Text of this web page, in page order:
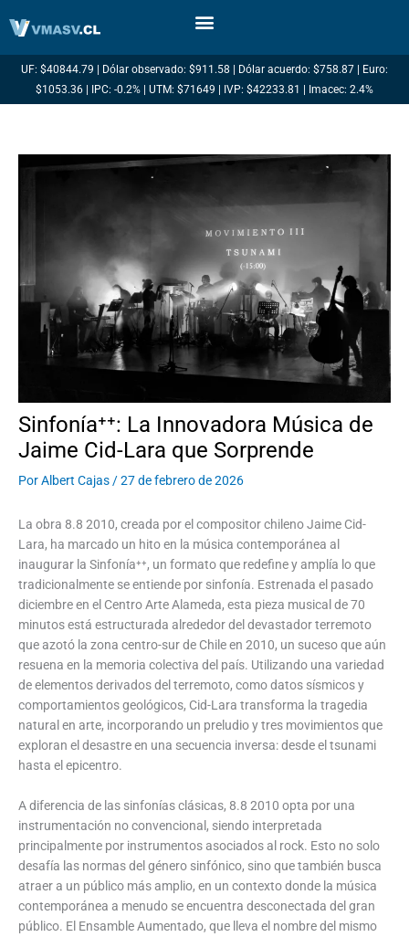
UF: $40844.79 | Dólar observado: $911.58 | Dólar acuerdo: $758.87 | Euro:
$1053.36 | IPC: -0.2% | UTM: $71649 | IVP: $42233.81 | Imacec: 2.4%
Sinfonía⁺⁺: La Innovadora Música de
Jaime Cid-Lara que Sorprende
PorAlbert Cajas /27 de febrero de 2026
La obra 8.8 2010, creada por el compositor chileno Jaime Cid-
Lara, ha marcado un hito en la música contemporánea al
inaugurar la Sinfonía⁺⁺, un formato que redefine y amplía lo que
tradicionalmente se entiende por sinfonía. Estrenada el pasado
diciembre en el Centro Arte Alameda, esta pieza musical de 70
minutos está estructurada alrededor del devastador terremoto
que azotó la zona centro-sur de Chile en 2010, un suceso que aún
resuena en la memoria colectiva del país. Utilizando una variedad
de elementos derivados del terremoto, como datos sísmicos y
comportamientos geológicos, Cid-Lara transforma la tragedia
natural en arte, incorporando un preludio y tres movimientos que
exploran el desastre en una secuencia inversa: desde el tsunami
hasta el epicentro.
A diferencia de las sinfonías clásicas, 8.8 2010 opta por una
instrumentación no convencional, siendo interpretada
principalmente por instrumentos asociados al rock. Esto no solo
desafía las normas del género sinfónico, sino que también busca
atraer a un público más amplio, en un contexto donde la música
contemporánea a menudo se encuentra desconectada del gran
público. El Ensamble Aumentado, que lleva el nombre del mismo